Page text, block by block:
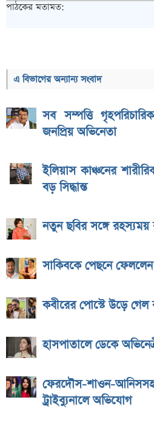
পাঠকের মতামত:
এ বিভাগের অন্যান্য সংবাদ
সব সম্পত্তি
জনপ্রিয় অভিনেতা
ইলিয়াস কাঞ্চনের
বড় সিদ্ধান্ত
নতুন ছবির সঙ্গে রহস্যময়
সাকিবকে পেছনে
কবীরের পোস্টে উড়ে গেল
হাসপাতালে ডেকে
ফেরদৌস-শাওন-
ট্রাইব্যুনালে অভিযোগ